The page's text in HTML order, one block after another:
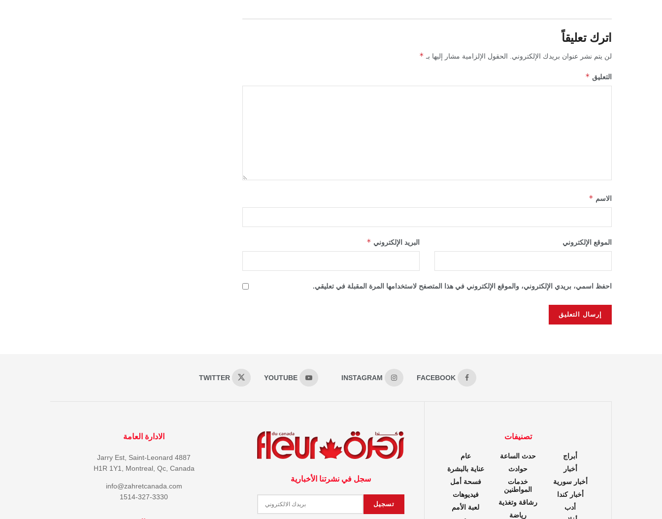
اترك تعليقاً
لن يتم نشر عنوان بريدك الإلكتروني. الحقول الإلزامية مشار إليها بـ *
التعليق *
الاسم *
البريد الإلكتروني * الموقع الإلكتروني
احفظ اسمي، بريدي الإلكتروني، والموقع الإلكتروني في هذا المتصفح لاستخدامها المرة المقبلة في تعليقي.
FACEBOOK
INSTAGRAM
YOUTUBE
TWITTER
تصنيفات
أبراج
أخبار
أخبار سورية
أخبار كندا
أدب
حدث الساعة
حوادث
خدمات
المواطنين
رشاقة وتغذية
رياضة
عام
عناية بالبشرة
فسحة أمل
فيديوهات
لعبة الأمم
سجل في نشرتنا الأخبارية
الادارة العامة
4887 Jarry Est, Saint-Leonard
H1R 1Y1, Montreal, Qc, Canada
info@zahretcanada.com
1514-327-3330